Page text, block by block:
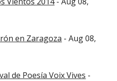
en Zaragoza - Aug 08,
de Poesía Voix Vives -